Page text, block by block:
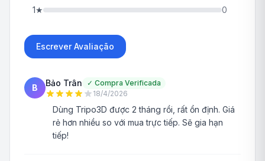
1★ 0
Escrever Avaliação
B Bảo Trân ✓ Compra Verificada
18/4/2026
Dùng Tripo3D được 2 tháng rồi, rất ổn định. Giá
rẻ hơn nhiều so với mua trực tiếp. Sẽ gia hạn
tiếp!